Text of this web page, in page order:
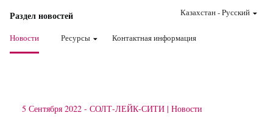
Раздел новостей
Новости Ресурсы Контактная информация
Казахстан-Pусский
5 Сентября 2022 - СОЛТ-ЛЕЙК-СИТИ Новости